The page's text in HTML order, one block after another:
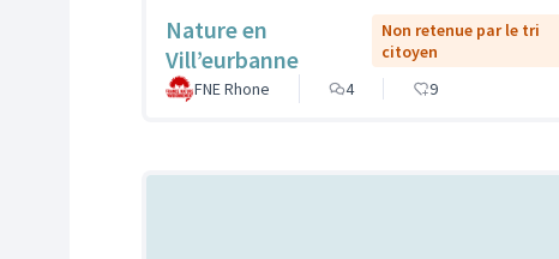
Nature en
Vill’eurbanne
Non retenue par le tri
citoyen
FNE Rhone
4 9